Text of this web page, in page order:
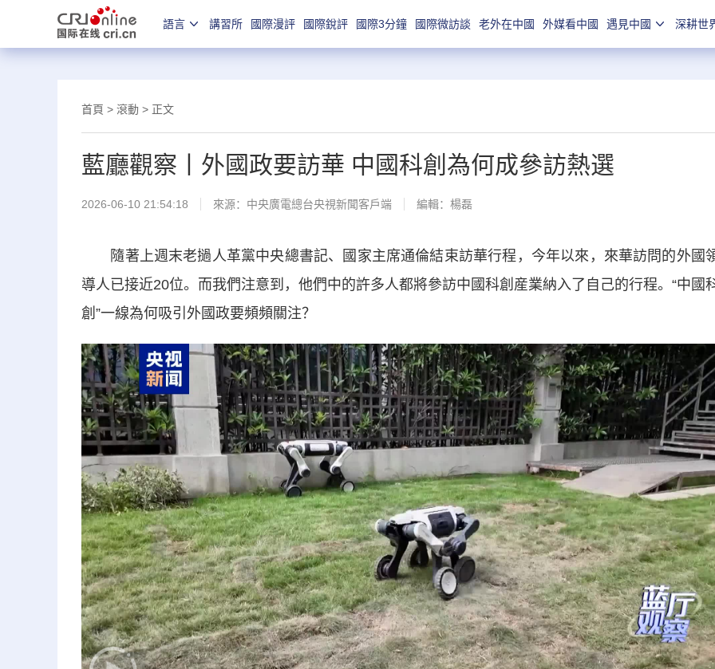
語言 講習所 國際漫評 國際銳評 國際3分鐘 國際微訪談 老外在中國 外媒看中國 遇見中國 深耕世
首頁 > 滾動 > 正文
藍廳觀察丨外國政要訪華 中國科創為何成參訪熱選
2026-06-10 21:54:18 來源： 中央廣電總台央視新聞客戶端 編輯：楊磊
隨著上週末老撾人革黨中央總書記、國家主席通倫結束訪華行程，今年以來，來華訪問的外國
導人已接近20位。而我們注意到，他們中的許多人都將參訪中國科創産業納入了自己的行程。“中國
創”一線為何吸引外國政要頻頻關注？